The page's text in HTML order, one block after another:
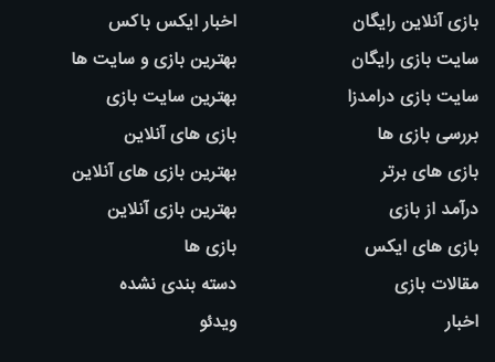
بازی آنلاین رایگان
سایت بازی رایگان
سایت بازی درامدزا
بررسی بازی ها
بازی های برتر
درآمد از بازی
بازی های ایکس
مقالات بازی
اخبار
اخبار ایکس باکس
بهترین بازی و سایت ها
بهترین سایت بازی
بازی های آنلاین
بهترین بازی های آنلاین
بهترین بازی آنلاین
بازی ها
دسته بندی نشده
ویدئو